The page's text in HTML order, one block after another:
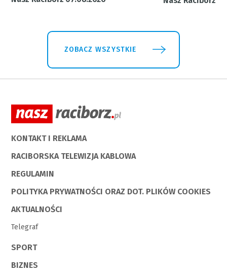
ZOBACZ WSZYSTKIE
KONTAKT I REKLAMA
RACIBORSKA TELEWIZJA KABLOWA
REGULAMIN
POLITYKA PRYWATNOŚCI ORAZ DOT. PLIKÓW COOKIES
AKTUALNOŚCI
Telegraf
SPORT
BIZNES